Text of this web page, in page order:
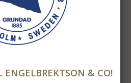
NYHETSBREV!
och spännande
& CO!